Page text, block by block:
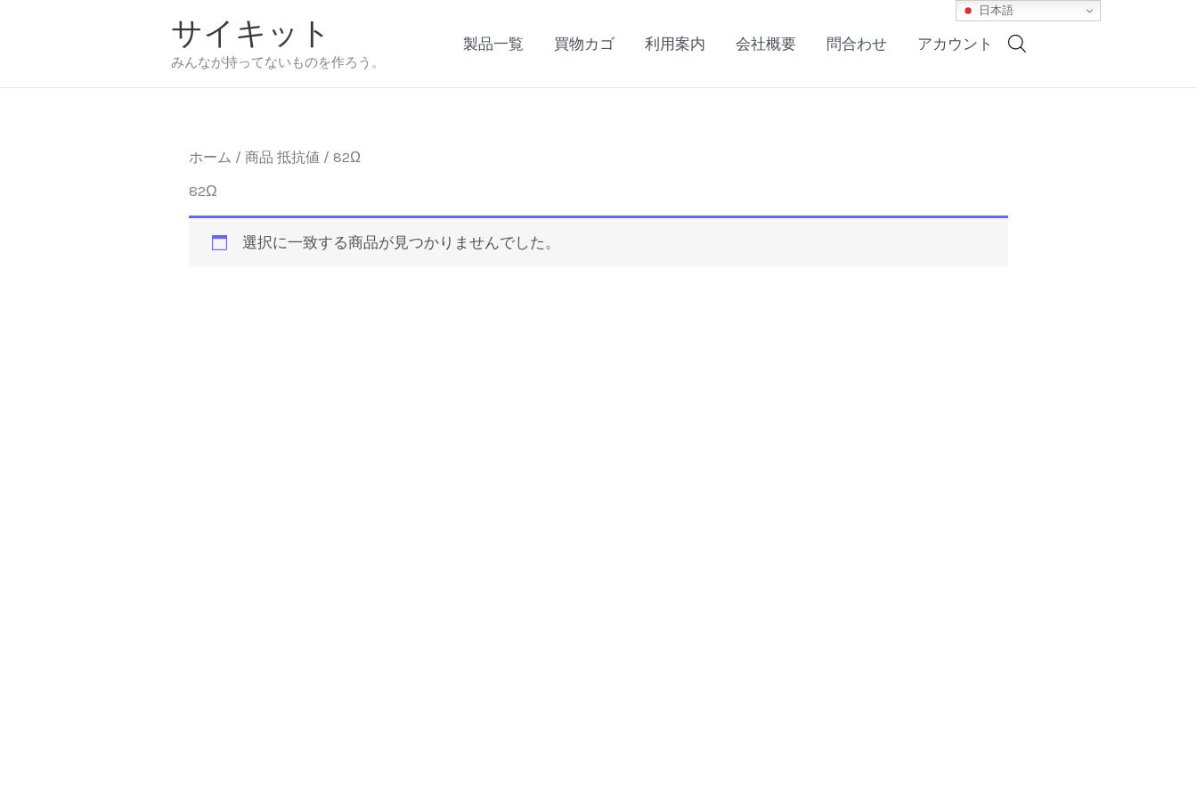
キ
サイキット
みんなが持ってないものを作ろう。
製品一覧 買物カゴ 利用案内 会社概要 問合わせ アカウント
ホーム / 商品 抵抗値 / 82Ω
82Ω
選択に一致する商品が見つかりませんでした。
日本語